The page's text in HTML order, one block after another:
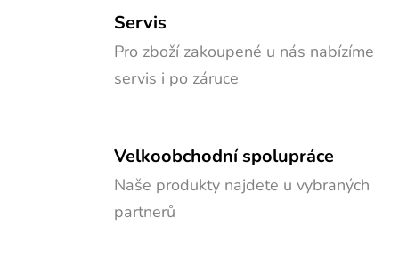
Servis
Pro zboží zakoupené u nás nabízíme
servis i po záruce
Velkoobchodní spolupráce
Naše produkty najdete u vybraných
partnerů